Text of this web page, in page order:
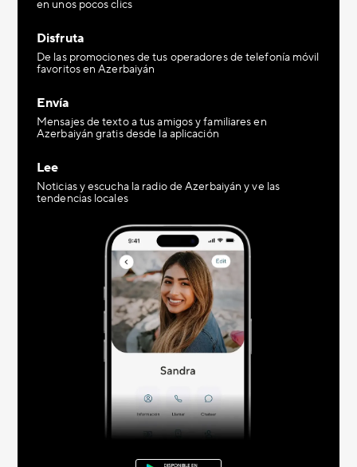
en unos pocos clics
Disfruta
De las promociones de tus operadores de telefonía móvil
favoritos en Azerbaiyán
Envía
Mensajes de texto a tus amigos y familiares en
Azerbaiyán gratis desde la aplicación
Lee
Noticias y escucha la radio de Azerbaiyán y ve las
tendencias locales